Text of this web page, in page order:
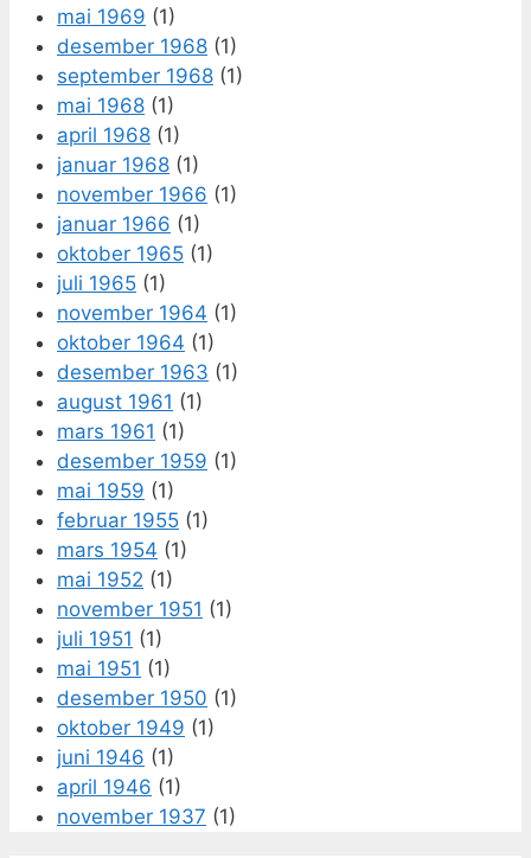
mai 1969 (1)
desember 1968 (1)
september 1968 (1)
mai 1968 (1)
april 1968 (1)
januar 1968 (1)
november 1966 (1)
januar 1966 (1)
oktober 1965 (1)
juli 1965 (1)
november 1964 (1)
oktober 1964 (1)
desember 1963 (1)
august 1961 (1)
mars 1961 (1)
desember 1959 (1)
mai 1959 (1)
februar 1955 (1)
mars 1954 (1)
mai 1952 (1)
november 1951 (1)
juli 1951 (1)
mai 1951 (1)
desember 1950 (1)
oktober 1949 (1)
juni 1946 (1)
april 1946 (1)
november 1937 (1)